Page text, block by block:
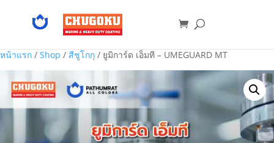
หน้าแรก / Shop / สีชูโกกุ / ยูมิการ์ด เอ็มที – UMEGUARD MT